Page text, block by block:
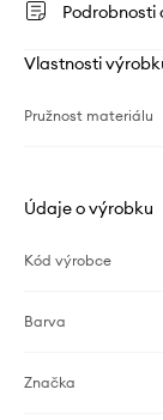
Podrobnosti
Vlastnosti
Pružnost materiálu
Údaje o výrobku
Kód výrobce
Barva
Značka